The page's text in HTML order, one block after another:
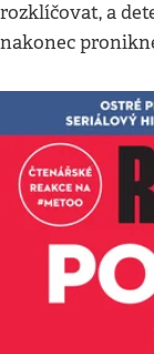
rozklíčovat, a
nakonec